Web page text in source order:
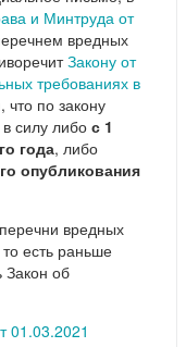
и Минтруда от
вредных
Закону от
требованиях в
по закону
силу либос 1
года, либо
опубликования
вредных
есть раньше
Закон об
01.03.2021